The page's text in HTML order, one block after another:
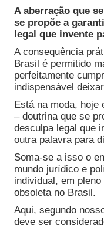
A aberração que
se propõe a
legal que invente
A consequência
Brasil é permitido
perfeitamente
indispensável
Está na moda, hoje
– doutrina que se
desculpa legal que
outra palavra para
Soma-se a isso o
mundo jurídico e
individual, em
obsoleta no Brasil.
Aqui, segundo
deve ser